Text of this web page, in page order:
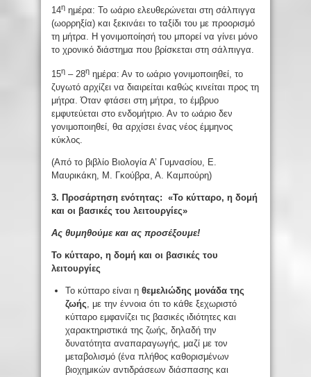
14η ημέρα: Το ωάριο ελευθερώνεται στη σάλπιγγα
(ωορρηξία) και ξεκινάει το ταξίδι του με προορισμό
τη μήτρα. Η γονιμοποίησή του μπορεί να γίνει μόνο
το χρονικό διάστημα που βρίσκεται στη σάλπιγγα.
15η – 28η ημέρα: Αν το ωάριο γονιμοποιηθεί, το
ζυγωτό αρχίζει να διαιρείται καθώς κινείται προς τη
μήτρα. Όταν φτάσει στη μήτρα, το έμβρυο
εμφυτεύεται στο ενδομήτριο. Αν το ωάριο δεν
γονιμοποιηθεί, θα αρχίσει ένας νέος έμμηνος
κύκλος.
(Από το βιβλίο Βιολογία Α’ Γυμνασίου, Ε.
Μαυρικάκη, Μ. Γκούβρα, Α. Καμπούρη)
3. Προσάρτηση ενότητας: «Το κύτταρο, η δομή
και οι βασικές του λειτουργίες»
Ας θυμηθούμε και ας προσέξουμε!
Το κύτταρο, η δομή και οι βασικές του
λειτουργίες
Το κύτταρο είναι η θεμελιώδης μονάδα της
ζωής, με την έννοια ότι το κάθε ξεχωριστό
κύτταρο εμφανίζει τις βασικές ιδιότητες και
χαρακτηριστικά της ζωής, δηλαδή την
δυνατότητα αναπαραγωγής, μαζί με τον
μεταβολισμό (ένα πλήθος καθορισμένων
βιοχημικών αντιδράσεων διάσπασης και